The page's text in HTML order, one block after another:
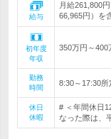
給与
月給261,800
66,965円）を
初年度
年収
350万円～400
勤務
時間
8:30～17:30
休日
休暇
# ＜年間休日
なった際は、